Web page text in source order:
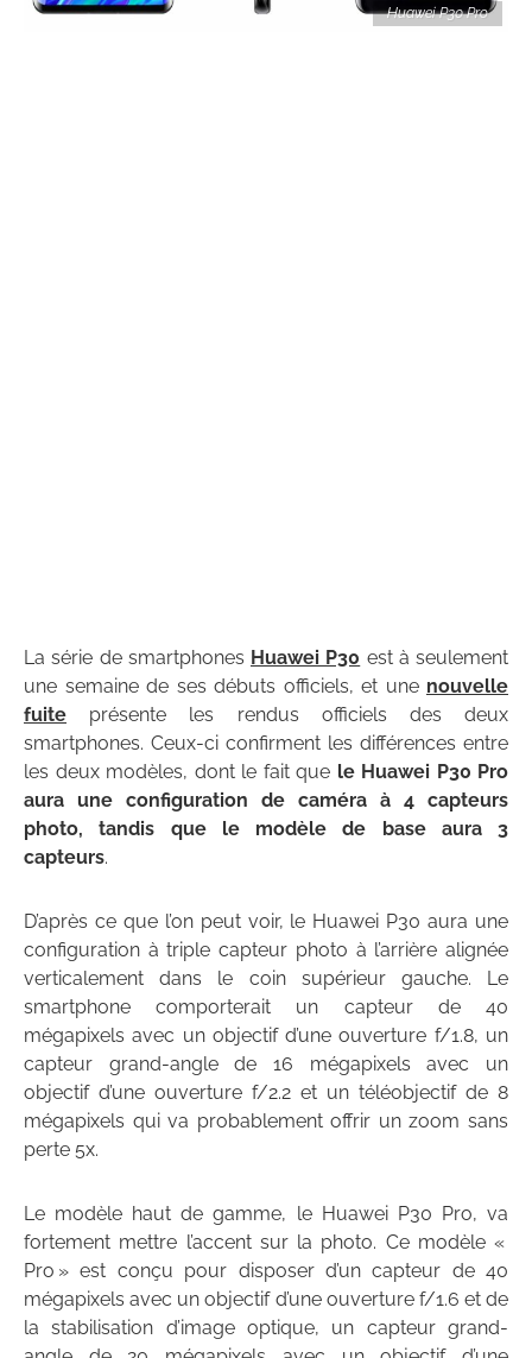
Huawei P30 Pro
La série de smartphones Huawei P30 est à seulement
une semaine de ses débuts officiels, et une nouvelle
fuite présente les rendus officiels des deux
smartphones. Ceux-ci confirment les différences entre
les deux modèles, dont le fait que le Huawei P30 Pro
aura une configuration de caméra à 4 capteurs
photo, tandis que le modèle de base aura 3
capteurs.
D’après ce que l’on peut voir, le Huawei P30 aura une
configuration à triple capteur photo à l’arrière alignée
verticalement dans le coin supérieur gauche. Le
smartphone comporterait un capteur de 40
mégapixels avec un objectif d’une ouverture f/1.8, un
capteur grand-angle de 16 mégapixels avec un
objectif d’une ouverture f/2.2 et un téléobjectif de 8
mégapixels qui va probablement offrir un zoom sans
perte 5x.
Le modèle haut de gamme, le Huawei P30 Pro, va
fortement mettre l’accent sur la photo. Ce modèle «
Pro » est conçu pour disposer d’un capteur de 40
mégapixels avec un objectif d’une ouverture f/1.6 et de
la stabilisation d’image optique, un capteur grand-